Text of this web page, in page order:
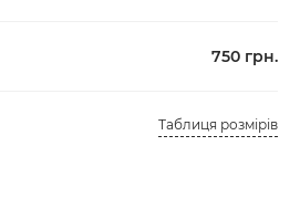
750 грн.
Таблиця розмірів